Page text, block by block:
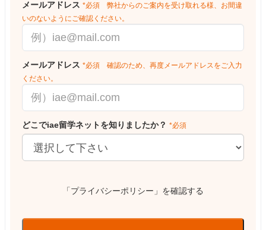
メールアドレス *必須 弊社からのご案内を受け取れる様、お間違
いのないようにご確認ください。
メールアドレス *必須 確認のため、再度メールアドレスをご入力
ください。
どこでiae留学ネットを知りましたか？ *必須
「プライバシーポリシー」を確認する